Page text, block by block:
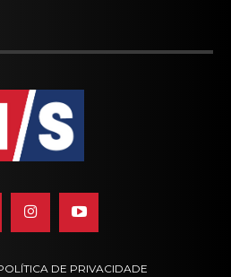
DE PRIVACIDADE